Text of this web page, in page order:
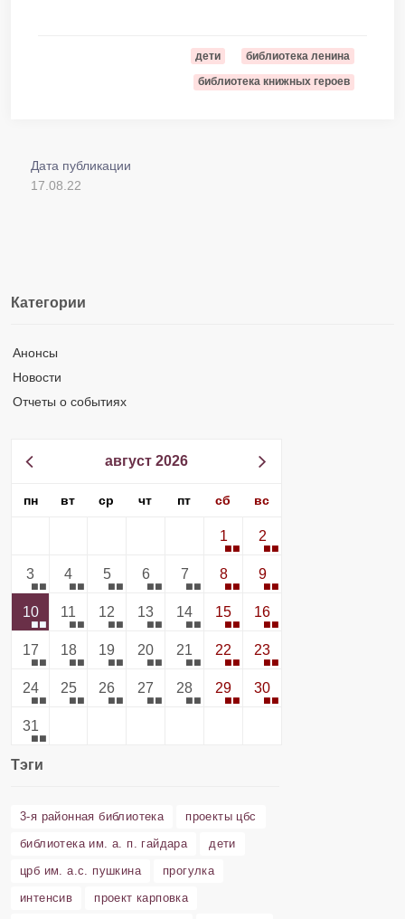
дети библиотека ленина
библиотека книжных героев
Дата публикации
17.08.22
Категории
Анонсы
Новости
Отчеты о событиях
август 2026
пн вт ср чт пт сб вс
1 2
3 4 5 6 7 8 9
10 11 12 13 14 15 16
17 18 19 20 21 22 23
24 25 26 27 28 29 30
31
Тэги
3-я районная библиотека
проекты цбс
библиотека им. а. п. гайдара
дети
црб им. а.с. пушкина
прогулка
интенсив
проект карповка